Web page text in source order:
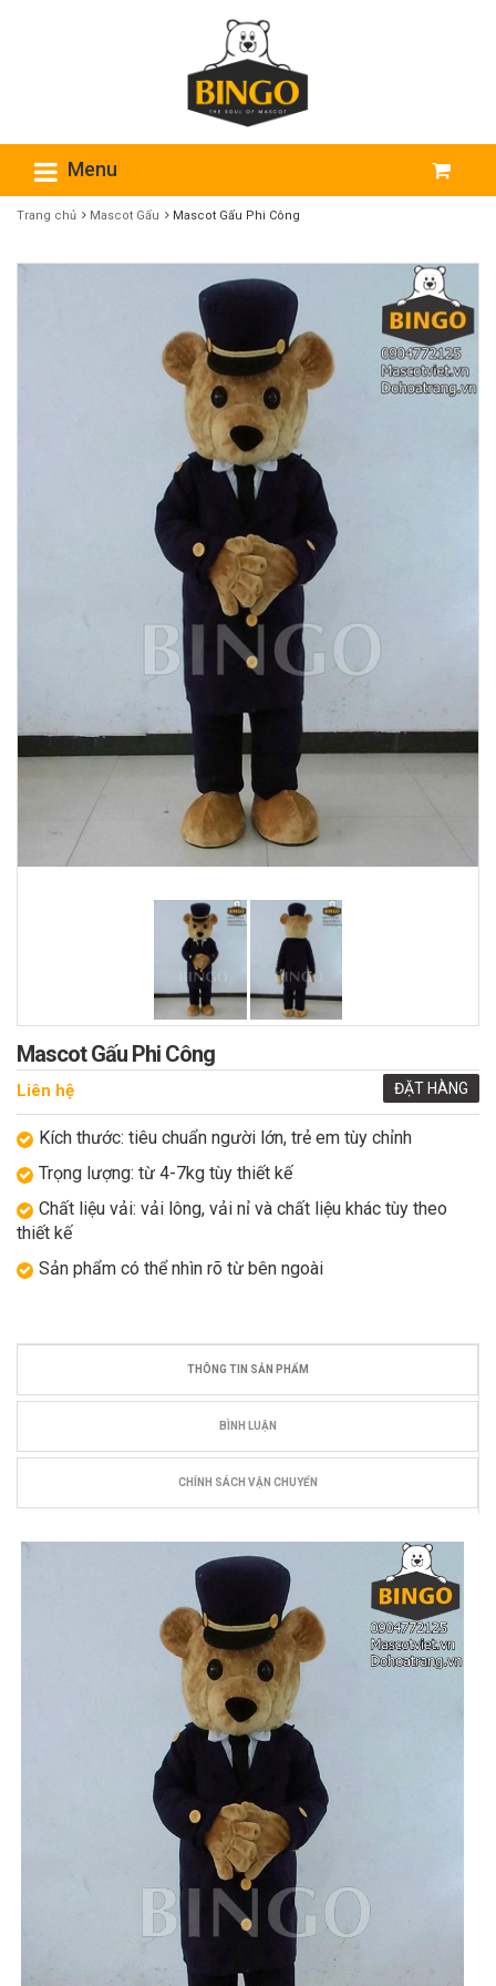
Menu
Trang chủ Mascot Gấu Mascot Gấu Phi Công
Mascot Gấu Phi Công
ĐẶT HÀNG
Liên hệ
Kích thước: tiêu chuẩn người lớn, trẻ em tùy chỉnh
Trọng lượng: từ 4-7kg tùy thiết kế
Chất liệu vải: vải lông, vải nỉ và chất liệu khác tùy theo
thiết kế
Sản phẩm có thể nhìn rõ từ bên ngoài
THÔNG TIN SẢN PHẨM
BÌNH LUẬN
CHÍNH SÁCH VẬN CHUYỂN